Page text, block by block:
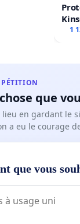
1
PÉTITION
que
en gardant le
a eu le courage
que vous